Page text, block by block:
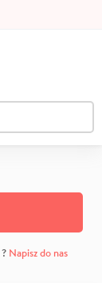
? Napisz do nas